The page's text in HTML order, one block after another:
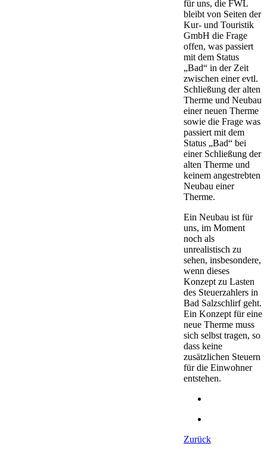
für uns, die FWL
bleibt von Seiten der
Kur- und Touristik
GmbH die Frage
offen, was passiert
mit dem Status
„Bad“ in der Zeit
zwischen einer evtl.
Schließung der alten
Therme und Neubau
einer neuen Therme
sowie die Frage was
passiert mit dem
Status „Bad“ bei
einer Schließung der
alten Therme und
keinem angestrebten
Neubau einer
Therme.
Ein Neubau ist für
uns, im Moment
noch als
unrealistisch zu
sehen, insbesondere,
wenn dieses
Konzept zu Lasten
des Steuerzahlers in
Bad Salzschlirf geht.
Ein Konzept für eine
neue Therme muss
sich selbst tragen, so
dass keine
zusätzlichen Steuern
für die Einwohner
entstehen.
Zurück